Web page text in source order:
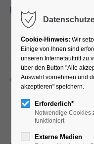
Kalkulation
Gutes Geld
05.01.2023
ORT: KÖLN
Cookie-Hinweis: Wir
Einige von Ihnen sind
unseren Internetauftritt zu
über den Button "Alle
Auswahl vornehmen und
akzeptieren" speichern.
Erforderlich*
Notwendige Cookies
funktioniert
Externe Medien